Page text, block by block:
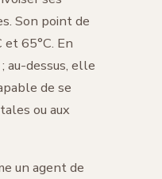
Son point de
65°C. En
au-dessus, elle
de se
ou aux
un agent de